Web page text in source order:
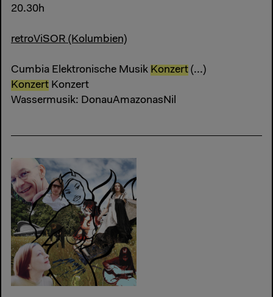
20.30h
retroViSOR (Kolumbien)
Cumbia Elektronische Musik Konzert (...)
Konzert Konzert
Wassermusik: DonauAmazonasNil